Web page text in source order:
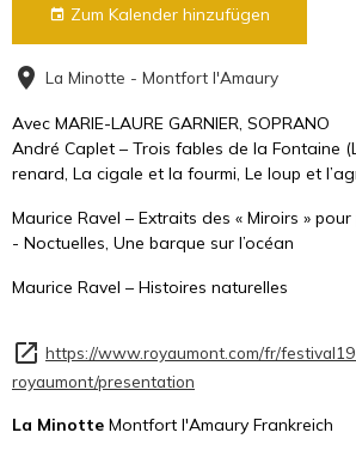
Zum Kalender hinzufügen
La Minotte - Montfort l'Amaury
Avec MARIE-LAURE GARNIER, SOPRANO
André Caplet – Trois fables de la Fontaine
renard, La cigale et la fourmi, Le loup et
Maurice Ravel – Extraits des « Miroirs »
- Noctuelles, Une barque sur l’océan
Maurice Ravel – Histoires naturelles
https://www.royaumont.com/fr/
royaumont/presentation
La Minotte Montfort l'Amaury Frankreich